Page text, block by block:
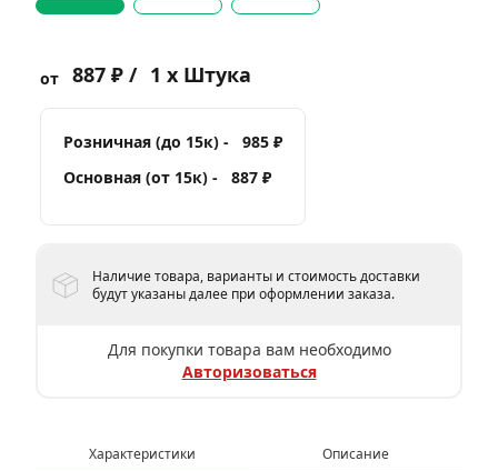
от 887 ₽ / 1 x Штука
Розничная (до 15к) -
985 ₽
Основная (от 15к) -
887 ₽
Наличие товара, варианты и стоимость доставки
будут указаны далее при оформлении заказа.
Для покупки товара вам необходимо
Авторизоваться
Характеристики Описание